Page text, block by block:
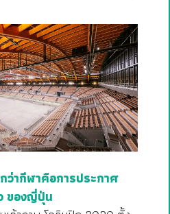
ากีฬาคือการประกาศ
ของญี่ปุ่น